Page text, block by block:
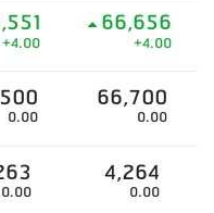
+4.00
66,656
+4.00
0.00
66,700
0.00
0.00
4,264
0.00